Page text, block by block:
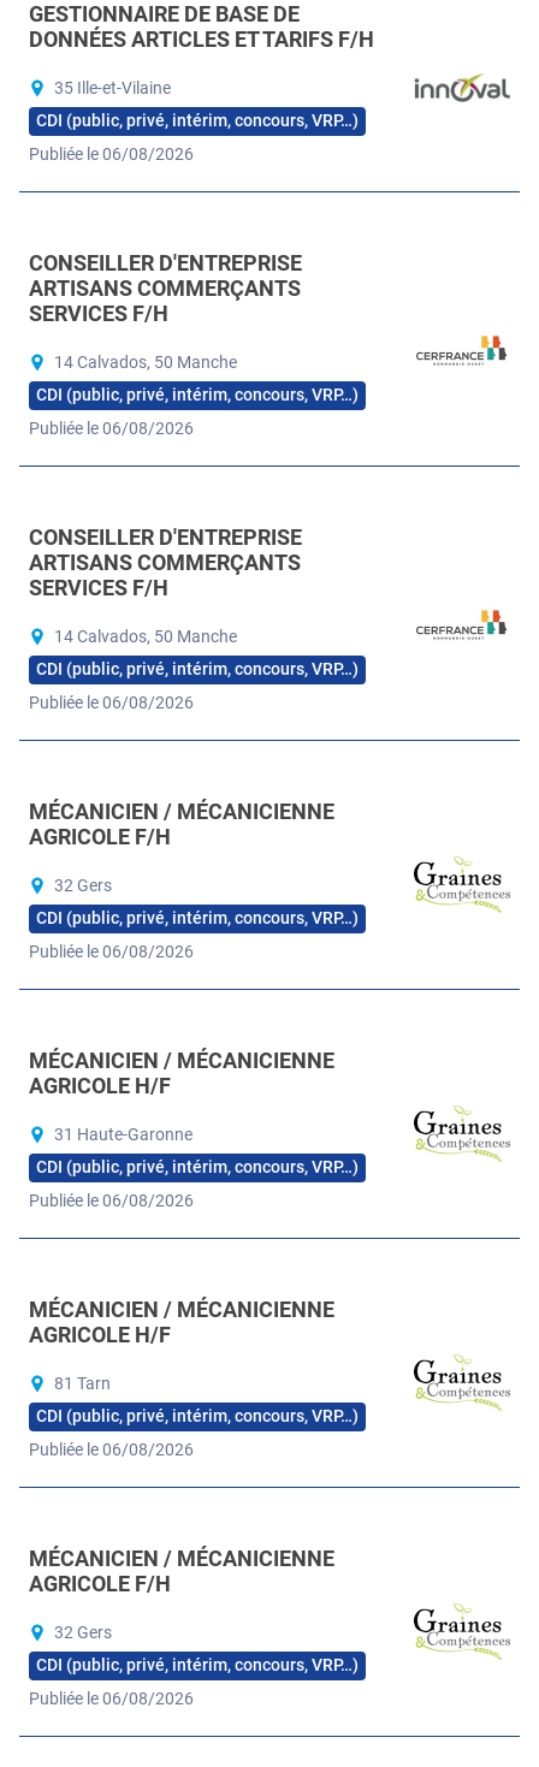
GESTIONNAIRE DE BASE DE
DONNÉES ARTICLES ET TARIFS F/H
35 Ille-et-Vilaine
CDI (public, privé, intérim, concours, VRP…)
Publiée le 06/08/2026
CONSEILLER D'ENTREPRISE
ARTISANS COMMERÇANTS
SERVICES F/H
14 Calvados, 50 Manche
CDI (public, privé, intérim, concours, VRP…)
Publiée le 06/08/2026
CONSEILLER D'ENTREPRISE
ARTISANS COMMERÇANTS
SERVICES F/H
14 Calvados, 50 Manche
CDI (public, privé, intérim, concours, VRP…)
Publiée le 06/08/2026
MÉCANICIEN / MÉCANICIENNE
AGRICOLE F/H
32 Gers
CDI (public, privé, intérim, concours, VRP…)
Publiée le 06/08/2026
MÉCANICIEN / MÉCANICIENNE
AGRICOLE H/F
31 Haute-Garonne
CDI (public, privé, intérim, concours, VRP…)
Publiée le 06/08/2026
MÉCANICIEN / MÉCANICIENNE
AGRICOLE H/F
81 Tarn
CDI (public, privé, intérim, concours, VRP…)
Publiée le 06/08/2026
MÉCANICIEN / MÉCANICIENNE
AGRICOLE F/H
32 Gers
CDI (public, privé, intérim, concours, VRP…)
Publiée le 06/08/2026